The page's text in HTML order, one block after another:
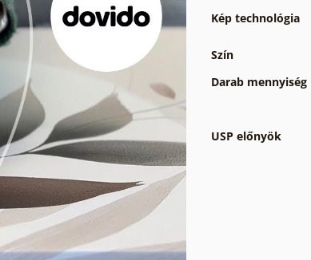
Kép technológia
Szín
Darab mennyiség
USP előnyök